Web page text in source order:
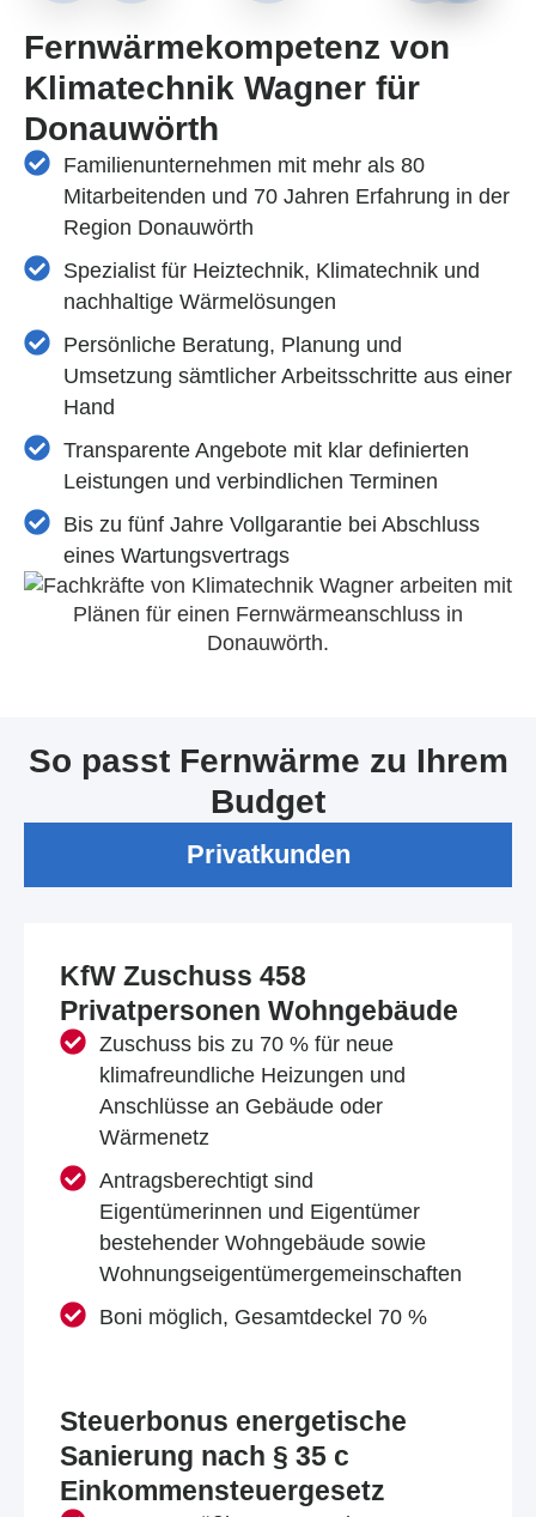
Fernwärmekompetenz von
Klimatechnik Wagner für
Donauwörth
Familienunternehmen mit mehr als 80
Mitarbeitenden und 70 Jahren Erfahrung in der
Region Donauwörth
Spezialist für Heiztechnik, Klimatechnik und
nachhaltige Wärmelösungen
Persönliche Beratung, Planung und
Umsetzung sämtlicher Arbeitsschritte aus einer
Hand
Transparente Angebote mit klar definierten
Leistungen und verbindlichen Terminen
Bis zu fünf Jahre Vollgarantie bei Abschluss
eines Wartungsvertrags
So passt Fernwärme zu Ihrem
Budget
Privatkunden
KfW Zuschuss 458
Privatpersonen Wohngebäude
Zuschuss bis zu 70 % für neue
klimafreundliche Heizungen und
Anschlüsse an Gebäude oder
Wärmenetz
Antragsberechtigt sind
Eigentümerinnen und Eigentümer
bestehender Wohngebäude sowie
Wohnungseigentümergemeinschaften
Boni möglich, Gesamtdeckel 70 %
Steuerbonus energetische
Sanierung nach § 35 c
Einkommensteuergesetz